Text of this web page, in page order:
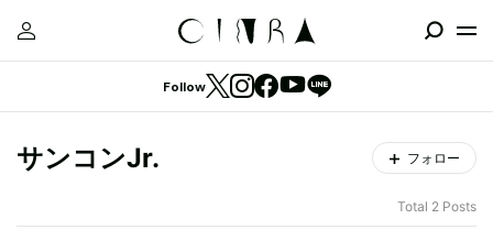
Follow
サンコンJr. フォロー
Total 2 Posts